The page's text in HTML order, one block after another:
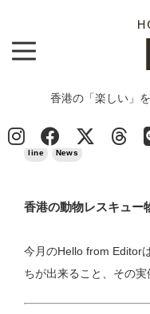
香港の「楽しい」
line > 香港の動物レスキュー
line News
香港の動物レスキュー
今月のHello from Editor
ちが出来ること、その実